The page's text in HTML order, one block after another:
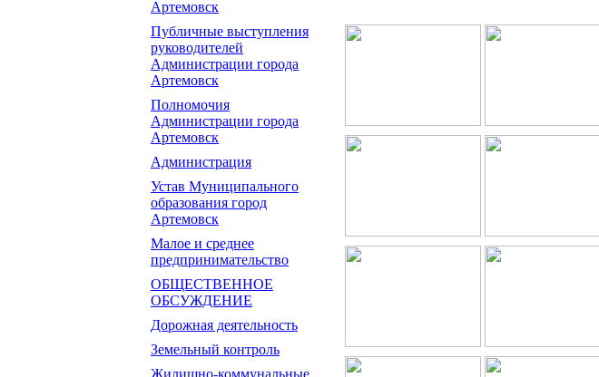
Артемовск
Публичные выступления
руководителей
Администрации города
Артемовск
Полномочия
Администрации города
Артемовск
Администрация
Устав Муниципального
образования город
Артемовск
Малое и среднее
предпринимательство
ОБЩЕСТВЕННОЕ
ОБСУЖДЕНИЕ
Дорожная деятельность
Земельный контроль
Жилищно-коммунальные